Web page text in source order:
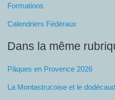
Formations
Calendriers Fédéraux
Dans la même
Pâques en Provence 2026
La Montastrucoise et le